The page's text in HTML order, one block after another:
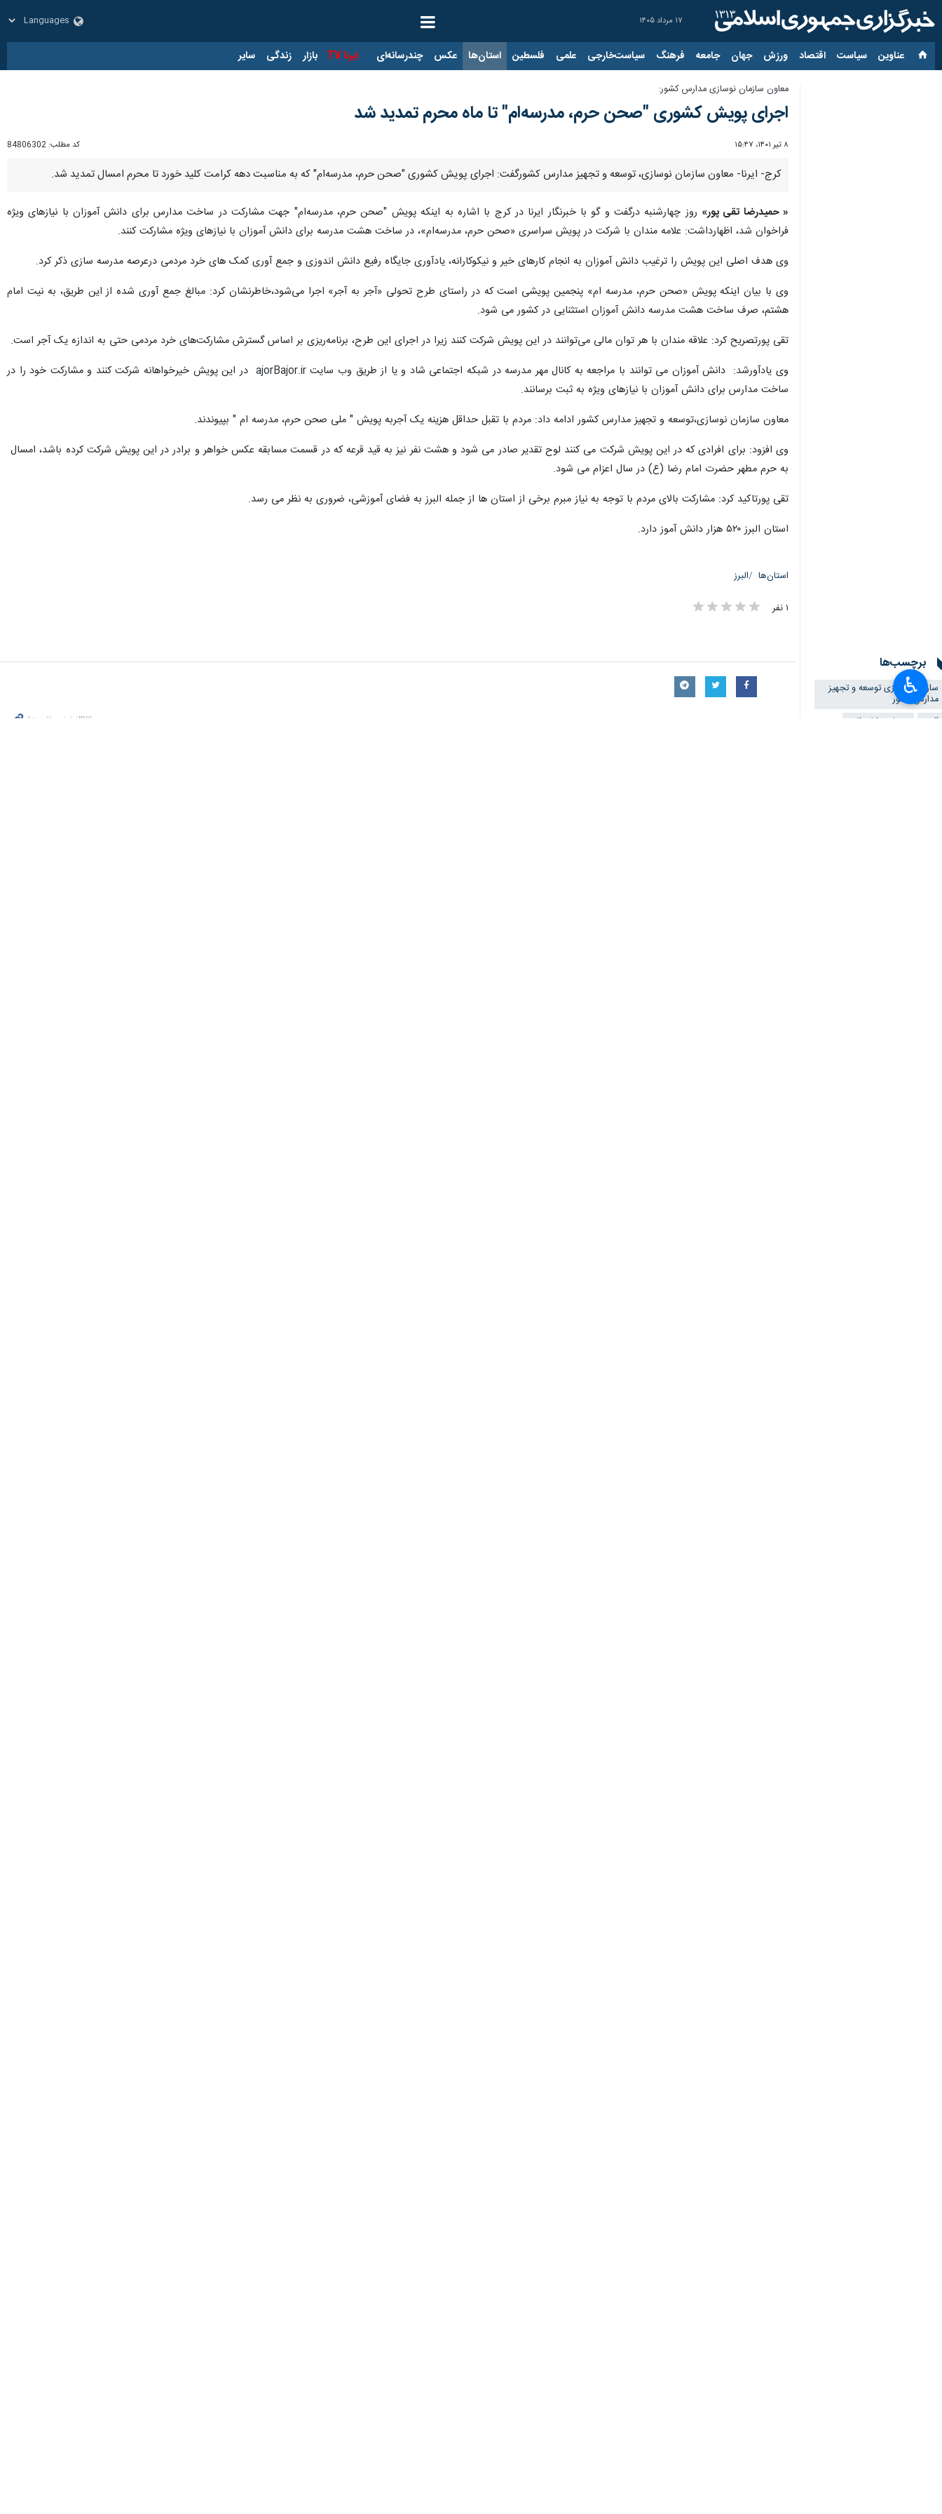
۱۷ مرداد ۱۴۰۵
عناوین‌ سیاست اقتصاد ورزش جهان جامعه فرهنگ سیاست‌خارجی علمی فلسطین استان‌ها عکس چندرسانه‌ای ایرنا TV بازار زندگی سایر
معاون سازمان نوسازی مدارس کشور:
اجرای پویش کشوری "صحن حرم، مدرسه‌ام" تا ماه محرم تمدید شد
۸ تیر ۱۴۰۱، ۱۵:۴۷ کد مطلب: 84806302
کرج- ایرنا- معاون سازمان نوسازی، توسعه و تجهیز مدارس کشورگفت: اجرای پویش کشوری "صحن حرم، مدرسه‌ام" که به مناسبت دهه کرامت کلید خورد تا محرم امسال تمدید شد.
« حمیدرضا تقی پور» روز چهارشنبه درگفت و گو با خبرنگار ایرنا در کرج با اشاره به اینکه پویش "صحن حرم، مدرسه‌ام" جهت مشارکت در ساخت مدارس برای دانش آموزان با نیازهای ویژه
فراخوان شد، اظهارداشت: علامه مندان با شرکت در پویش سراسری «صحن حرم، مدرسه‌ام»، در ساخت هشت مدرسه برای دانش آموزان با نیازهای ویژه مشارکت کنند.
وی هدف اصلی این پویش را ترغیب دانش آموزان به انجام کارهای خیر و نیکوکارانه، یادآوری جایگاه رفیع دانش اندوزی و جمع آوری کمک های خرد مردمی درعرصه مدرسه سازی ذکر کرد.
وی با بیان اینکه پویش «صحن حرم، مدرسه ام» پنجمین پویشی است که در راستای طرح تحولی «آجر به آجر» اجرا می‌شود،خاطرنشان کرد: مبالغ جمع آوری شده از این طریق، به نیت امام
هشتم، صرف ساخت هشت مدرسه دانش آموزان استثنایی در کشور می شود.
تقی پورتصریح کرد: علاقه مندان با هر توان مالی می‌توانند در این پویش شرکت کنند زیرا در اجرای این طرح، برنامه‌ریزی بر اساس گسترش مشارکت‌های خرد مردمی حتی به اندازه یک آجر است.
وی یادآورشد: دانش آموزان می توانند با مراجعه به کانال مهر مدرسه در شبکه اجتماعی شاد و یا از طریق وب سایت ajorBajor.ir در این پویش خیرخواهانه شرکت کنند و مشارکت خود را در
ساخت مدارس برای دانش آموزان با نیازهای ویژه به ثبت برسانند.
معاون سازمان نوسازی،توسعه و تجهیز مدارس کشور ادامه داد: مردم با تقبل حداقل هزینه یک آجربه پویش " ملی صحن حرم، مدرسه ام " بپیوندند.
وی افزود: برای افرادی که در این پویش شرکت می کنند لوح تقدیر صادر می شود و هشت نفر نیز به قید قرعه که در قسمت مسابقه عکس خواهر و برادر در این پویش شرکت کرده باشد، امسال
به حرم مطهر حضرت امام رضا (ع) در سال اعزام می شود.
تقی پورتاکید کرد: مشارکت بالای مردم با توجه به نیاز مبرم برخی از استان ها از جمله البرز به فضای آموزشی، ضروری به نظر می رسد.
استان البرز ۵۲۰ هزار دانش آموز دارد.
استان‌ها البرز
۱ نفر
برچسب‌ها
سازمان نوسازی توسعه و تجهیز
مدارس کشور
البرز
پروژه ساختمانی
♿︎